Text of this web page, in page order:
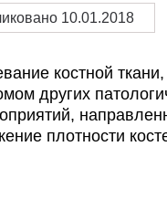
10.01.2018
костной
других
плотности